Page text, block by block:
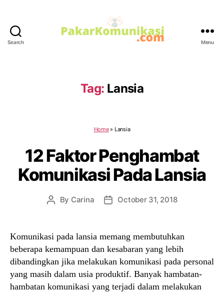
Search Menu
Tag: Lansia
Home» Lansia
12 Faktor Penghambat
Komunikasi Pada Lansia
Post
By Carina
PostOctober 31, 2018
Komunikasi pada lansia memang membutuhkan
beberapa kemampuan dan kesabaran yang lebih
dibandingkan jika melakukan komunikasi pada personal
yang masih dalam usia produktif. Banyak hambatan-
hambatan komunikasi yang terjadi dalam melakukan